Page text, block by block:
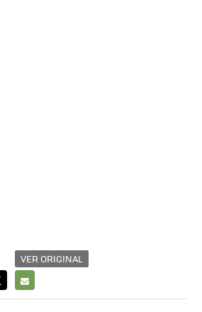
VER ORIGINAL
E-